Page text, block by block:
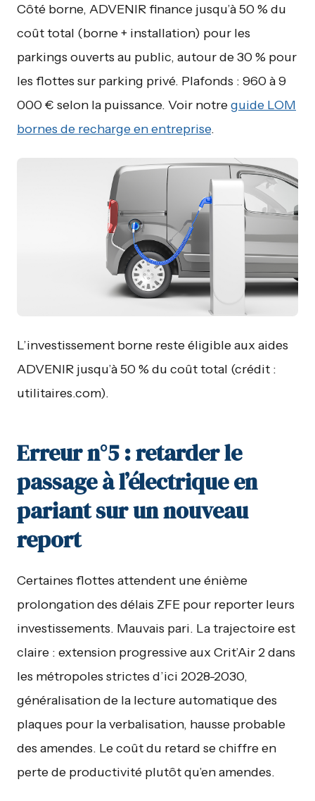
Côté borne, ADVENIR finance jusqu’à 50 % du
coût total (borne + installation) pour les
parkings ouverts au public, autour de 30 % pour
les flottes sur parking privé. Plafonds : 960 à 9
000 € selon la puissance. Voir notreguide LOM
bornes de recharge en entreprise.
L’investissement borne reste éligible aux aides
ADVENIR jusqu’à 50 % du coût total (crédit :
utilitaires.com).
Erreur n°5 : retarder le
passage à l’électrique en
pariant sur un nouveau
report
Certaines flottes attendent une énième
prolongation des délais ZFE pour reporter leurs
investissements. Mauvais pari. La trajectoire est
claire : extension progressive aux Crit’Air 2 dans
les métropoles strictes d’ici 2028-2030,
généralisation de la lecture automatique des
plaques pour la verbalisation, hausse probable
des amendes. Le coût du retard se chiffre en
perte de productivité plutôt qu’en amendes.